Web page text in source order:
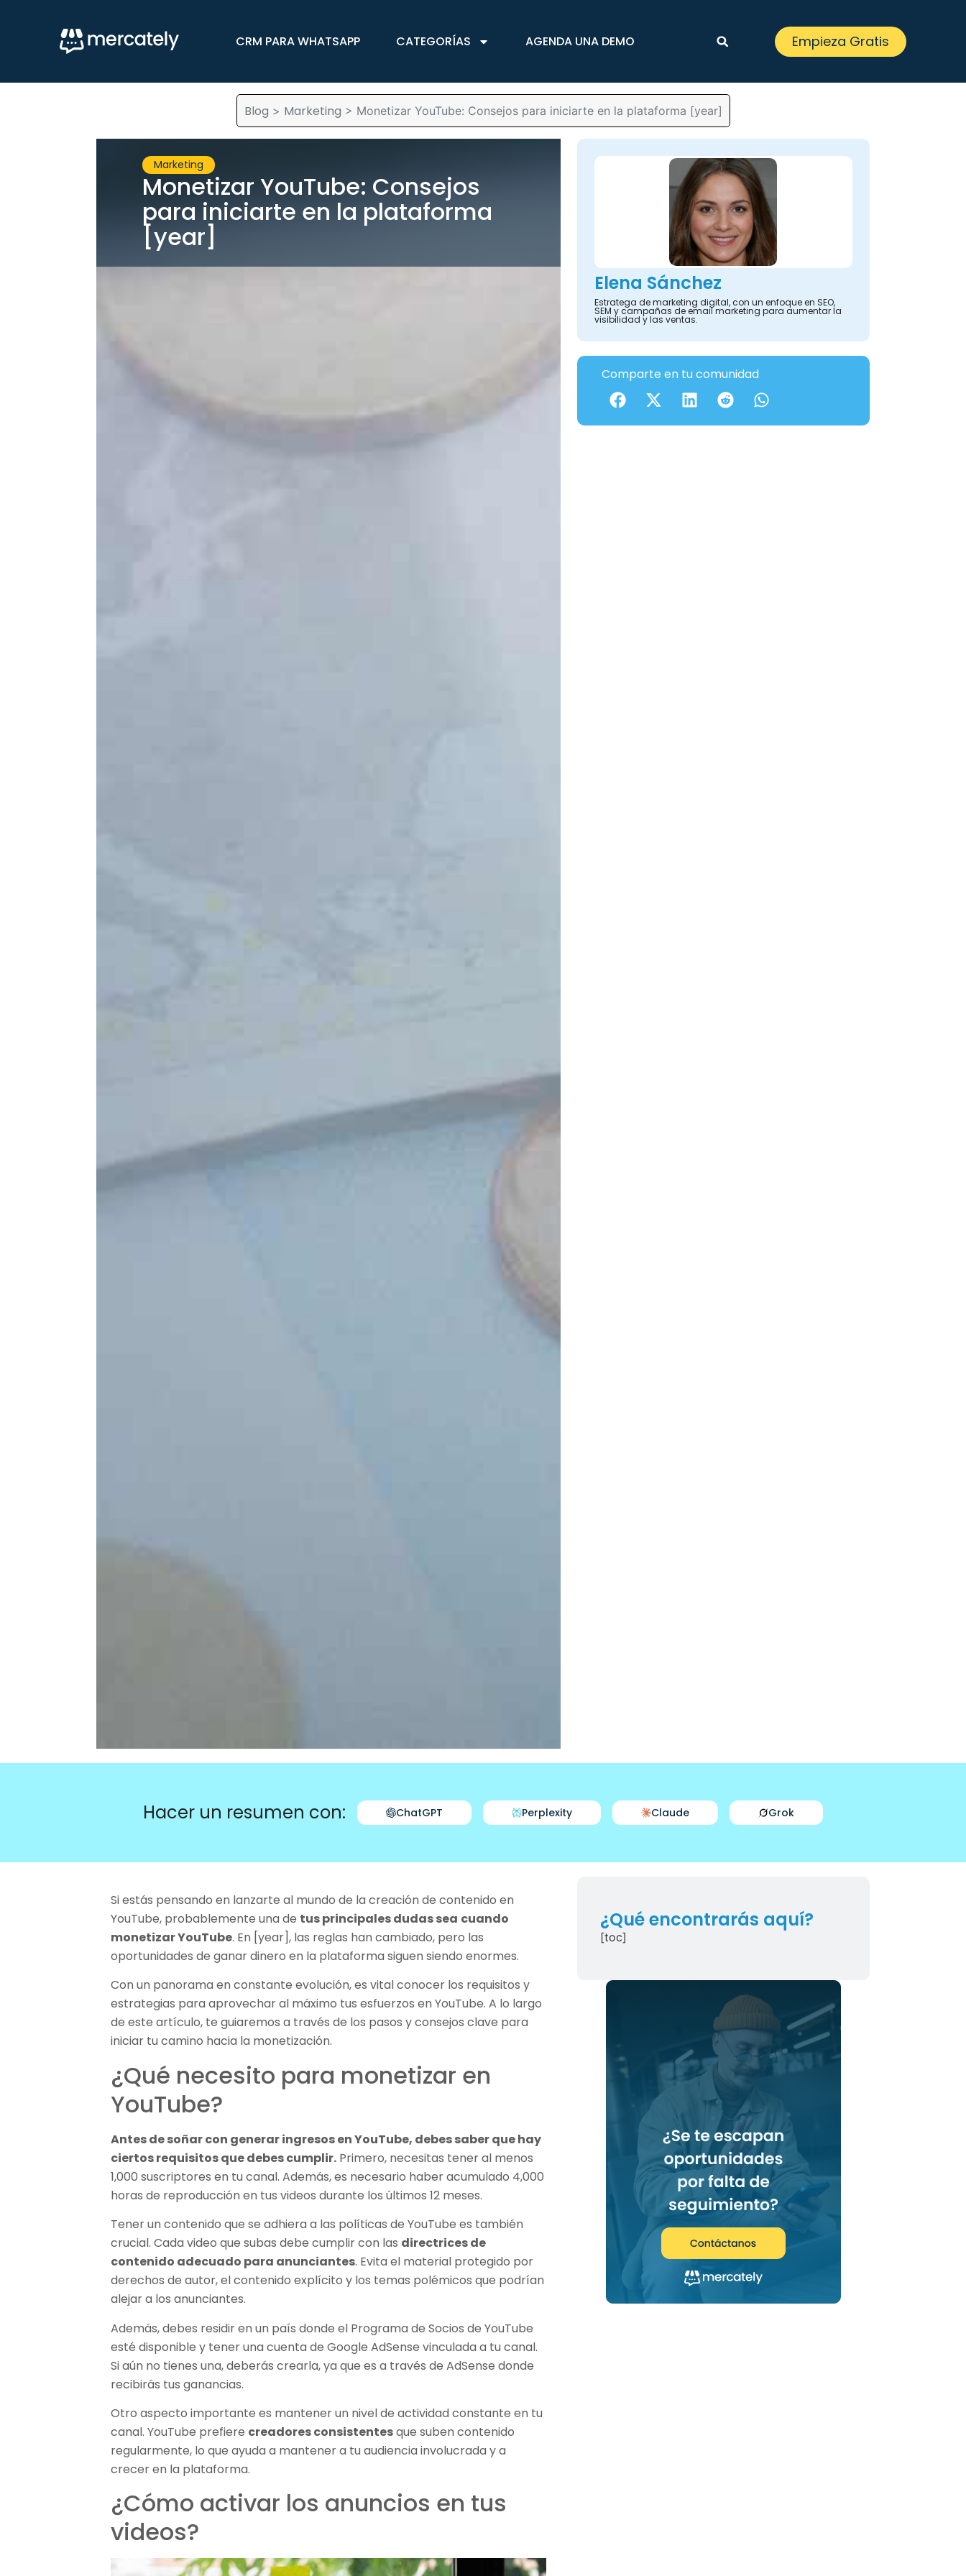
CRM PARA WHATSAPP CATEGORÍAS AGENDA UNA DEMO Empieza Gratis
Blog > Marketing > Monetizar YouTube: Consejos para iniciarte en la plataforma [year]
Marketing
Monetizar YouTube: Consejos
para iniciarte en la plataforma
[year]
Elena Sánchez
Estratega de marketing digital, con un enfoque en SEO,
SEM y campañas de email marketing para aumentar la
visibilidad y las ventas.
Comparte en tu comunidad
Hacer un resumen con: ChatGPT Perplexity Claude Grok
Si estás pensando en lanzarte al mundo de la creación de contenido en
YouTube, probablemente una de tus principales dudas sea cuando
monetizar YouTube. En [year], las reglas han cambiado, pero las
oportunidades de ganar dinero en la plataforma siguen siendo enormes.
Con un panorama en constante evolución, es vital conocer los requisitos y
estrategias para aprovechar al máximo tus esfuerzos en YouTube. A lo largo
de este artículo, te guiaremos a través de los pasos y consejos clave para
iniciar tu camino hacia la monetización.
¿Qué necesito para monetizar en
YouTube?
Antes de soñar con generar ingresos en YouTube, debes saber que hay
ciertos requisitos que debes cumplir. Primero, necesitas tener al menos
1,000 suscriptores en tu canal. Además, es necesario haber acumulado 4,000
horas de reproducción en tus videos durante los últimos 12 meses.
Tener un contenido que se adhiera a las políticas de YouTube es también
crucial. Cada video que subas debe cumplir con las directrices de
contenido adecuado para anunciantes. Evita el material protegido por
derechos de autor, el contenido explícito y los temas polémicos que podrían
alejar a los anunciantes.
Además, debes residir en un país donde el Programa de Socios de YouTube
esté disponible y tener una cuenta de Google AdSense vinculada a tu canal.
Si aún no tienes una, deberás crearla, ya que es a través de AdSense donde
recibirás tus ganancias.
Otro aspecto importante es mantener un nivel de actividad constante en tu
canal. YouTube prefiere creadores consistentesque suben contenido
regularmente, lo que ayuda a mantener a tu audiencia involucrada y a
crecer en la plataforma.
¿Cómo activar los anuncios en tus
videos?
¿Qué encontrarás aquí?
[toc]